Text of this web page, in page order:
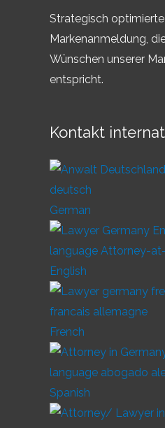
Strategisch optimierte
Markenanmeldung,
Wünschen unserer
entspricht.
Kontakt
German
English
French
Spanish